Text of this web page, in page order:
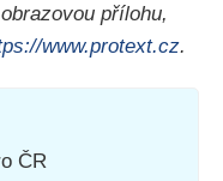
přílohu,
www.protext.cz.
ČR